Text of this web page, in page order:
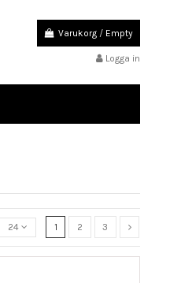
Varukorg / Empty
Logga in
24 1 2 3